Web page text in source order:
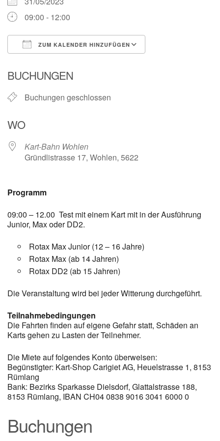
09:00 - 12:00
ZUM KALENDER HINZUFÜGEN
BUCHUNGEN
Buchungen geschlossen
WO
Kart-Bahn Wohlen
Gründlistrasse 17, Wohlen, 5622
Programm
09:00 – 12.00 Test mit einem Kart mit in der Ausführung
Junior, Max oder DD2.
Rotax Max Junior (12 – 16 Jahre)
Rotax Max (ab 14 Jahren)
Rotax DD2 (ab 15 Jahren)
Die Veranstaltung wird bei jeder Witterung durchgeführt.
Teilnahmebedingungen
Die Fahrten finden auf eigene Gefahr statt, Schäden an
Karts gehen zu Lasten der Teilnehmer.
Die Miete auf folgendes Konto überweisen:
Begünstigter: Kart-Shop Carigiet AG, Heuelstrasse 1, 8153
Rümlang
Bank: Bezirks Sparkasse Dielsdorf, Glattalstrasse 188,
8153 Rümlang, IBAN CH04 0838 9016 3041 6000 0
Buchungen